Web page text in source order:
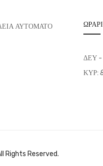
ΔΕΥ -
ΚΥΡ:
Rights Reserved.